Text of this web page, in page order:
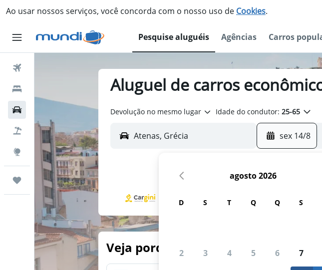
Ao usar nossos serviços, você concorda com o nosso uso de Cookies.
Pesquise aluguéis Agências Carros
Pacotes
Explore
Trips
Aluguel de carros
Devolução no mesmo lugar Idade do condutor: 25-65
sex 14/8
Veja porque nossos usuários
agosto 2026
D S T Q Q S
2 3 4 5 6 7